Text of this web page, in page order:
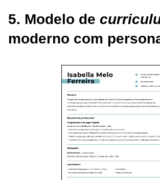
5. Modelo de
moderno com